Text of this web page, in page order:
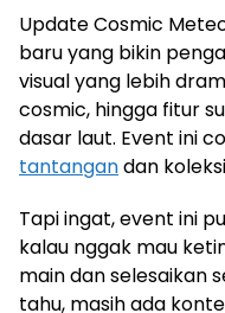
Update Cosmic
baru yang bikin
visual yang lebih
cosmic, hingga fitur
dasar laut. Event ini
tantangandan
Tapi ingat, event ini
kalau nggak mau
main dan selesaikan
tahu, masih ada